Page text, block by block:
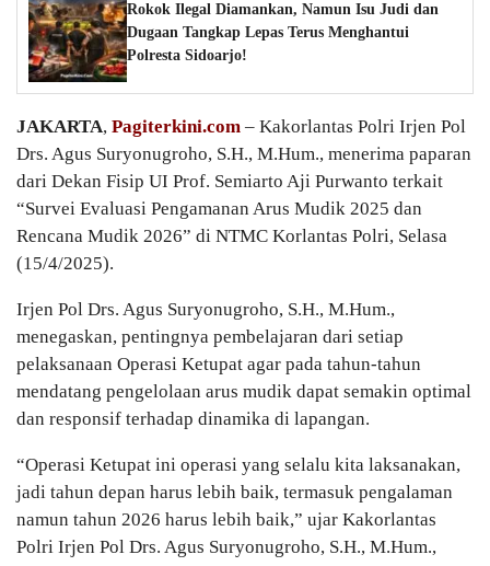
Rokok Ilegal Diamankan, Namun Isu Judi dan
Dugaan Tangkap Lepas Terus Menghantui
Polresta Sidoarjo!
JAKARTA, Pagiterkini.com – Kakorlantas Polri Irjen Pol
Drs. Agus Suryonugroho, S.H., M.Hum., menerima paparan
dari Dekan Fisip UI Prof. Semiarto Aji Purwanto terkait
“Survei Evaluasi Pengamanan Arus Mudik 2025 dan
Rencana Mudik 2026” di NTMC Korlantas Polri, Selasa
(15/4/2025).
Irjen Pol Drs. Agus Suryonugroho, S.H., M.Hum.,
menegaskan, pentingnya pembelajaran dari setiap
pelaksanaan Operasi Ketupat agar pada tahun-tahun
mendatang pengelolaan arus mudik dapat semakin optimal
dan responsif terhadap dinamika di lapangan.
“Operasi Ketupat ini operasi yang selalu kita laksanakan,
jadi tahun depan harus lebih baik, termasuk pengalaman
namun tahun 2026 harus lebih baik,” ujar Kakorlantas
Polri Irjen Pol Drs. Agus Suryonugroho, S.H., M.Hum.,